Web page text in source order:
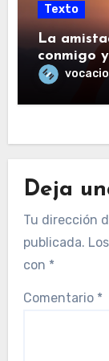
Texto
La
conmigo
Deja
Tu dirección
publicada.
con *
Comentario *